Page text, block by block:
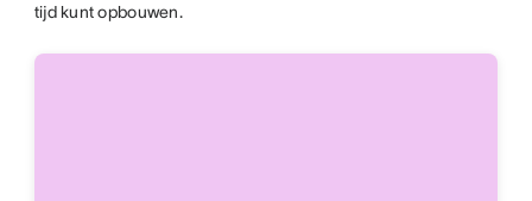
tijd kunt opbouwen.